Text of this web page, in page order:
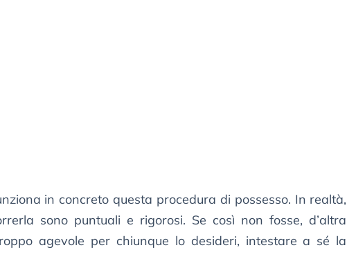
in concreto questa procedura di possesso. In realtà,
sono puntuali e rigorosi. Se così non fosse, d’altra
agevole per chiunque lo desideri, intestare a sé la